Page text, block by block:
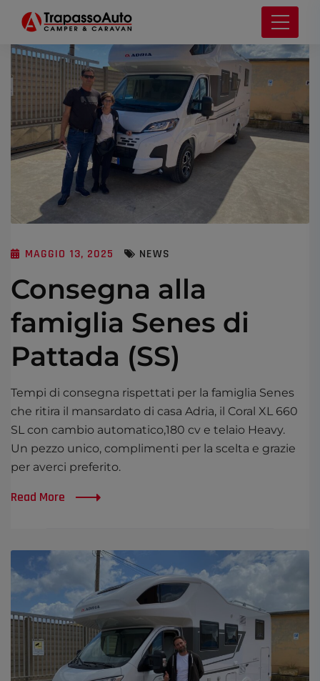
MAGGIO 13, 2025 NEWS
Consegna alla
famiglia Senes di
Pattada (SS)
Tempi di consegna rispettati per la famiglia Senes
che ritira il mansardato di casa Adria, il Coral XL 660
SL con cambio automatico,180 cv e telaio Heavy.
Un pezzo unico, complimenti per la scelta e grazie
per averci preferito.
Read More